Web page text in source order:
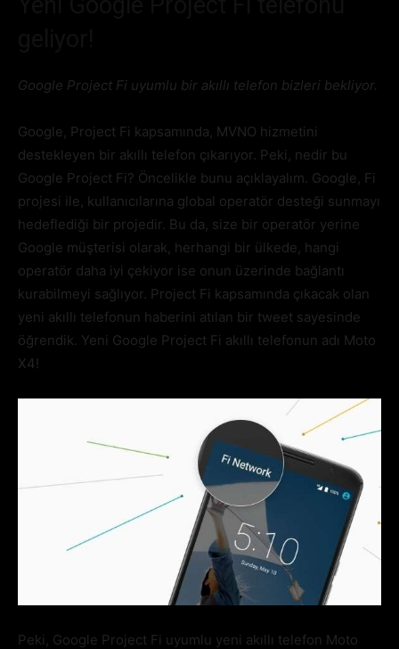
Google Project Fi uyumlu bir akıllı telefon bizleri bekliyor.
Google, Project Fi kapsamında, MVNO hizmetini
destekleyen bir akıllı telefon çıkarıyor. Peki, nedir bu
Google Project Fi? Öncelikle bunu açıklayalım. Google, Fi
projesi ile, kullanıcılarına global operatör desteği sunmayı
hedeflediği bir projedir. Bu da, size bir operatör yerine
Google müşterisi olarak, herhangi bir ülkede, hangi
operatör daha iyi çekiyor ise onun üzerinde bağlantı
kurabilmeyi sağlıyor. Project Fi kapsamında çıkacak olan
yeni akıllı telefonun haberini atılan bir tweet sayesinde
öğrendik. Yeni Google Project Fi akıllı telefonun adı Moto
X4!
Peki, Google Project Fi uyumlu yeni akıllı telefon Moto